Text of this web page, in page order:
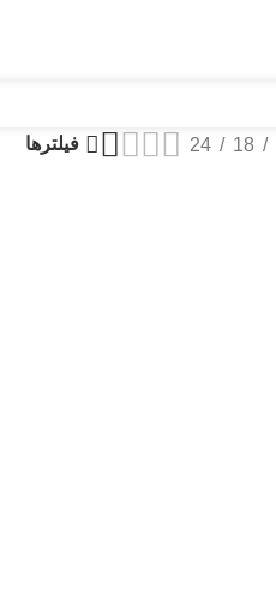
18
24 فیلترها